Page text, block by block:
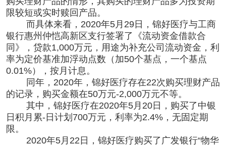
限较短或实时赎回产品。
而具体来看，2020年5月29日，锦好医疗与工商
银行惠州仲恺高新区支行签署了《流动资金借款合
同》，贷款1,000万元，用途为补充公司流动资金，利
率为定价基准加浮动点数（加50个基点，一个基点
0.01%），按月计息。
同年，2020年，锦好医疗存在22次购买理财产品
的记录，购买金额在50万元-2,000万元不等。
其中，锦好医疗在2020年5月20日，购买了中银
日积月累-日计划700万元，利率为2.4%，无固定期
限。
2020年5月22日，锦好医疗购买了广发银行“物华